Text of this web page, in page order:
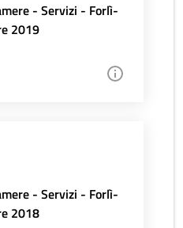
- Servizi - Forlì-
2019
- Servizi - Forlì-
2018